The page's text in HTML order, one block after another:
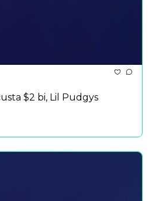
$2 bi, Lil Pudgys